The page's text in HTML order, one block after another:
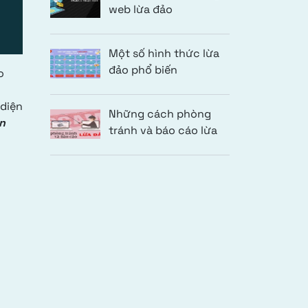
web lừa đảo
Một số hình thức lừa
đảo phổ biến
Những cách phòng
tránh và báo cáo lừa